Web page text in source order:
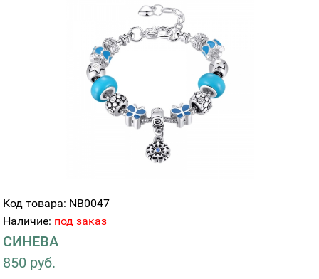
Код товара: NB0047
Наличие: под заказ
СИНЕВА
850 руб.